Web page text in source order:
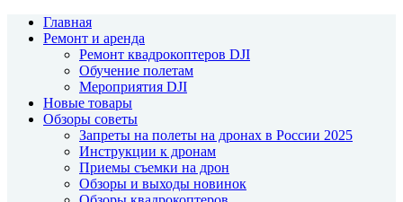
Главная
Ремонт и аренда
Ремонт квадрокоптеров DJI
Обучение полетам
Мероприятия DJI
Новые товары
Обзоры советы
Запреты на полеты на дронах в России 2025
Инструкции к дронам
Приемы съемки на дрон
Обзоры и выходы новинок